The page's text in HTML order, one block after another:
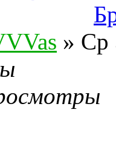
» Ср